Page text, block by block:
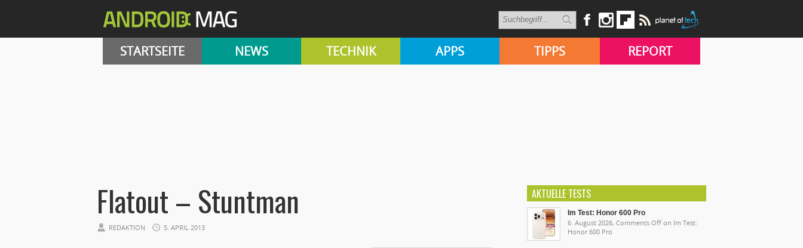
STARTSEITE NEWS TECHNIK APPS TIPPS REPORT
Flatout – Stuntman
REDAKTION 5. APRIL 2013
AKTUELLE TESTS
Im Test: Honor 600 Pro
6. August 2026, Comments Off on Im Test:
Honor 600 Pro